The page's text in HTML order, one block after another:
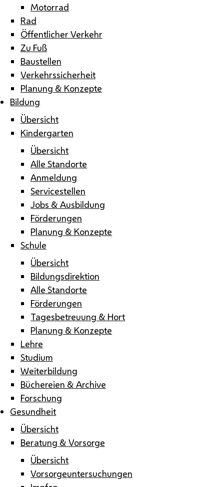
Motorrad
Rad
Öffentlicher Verkehr
Zu Fuß
Baustellen
Verkehrssicherheit
Planung & Konzepte
Bildung
Übersicht
Kindergarten
Übersicht
Alle Standorte
Anmeldung
Servicestellen
Jobs & Ausbildung
Förderungen
Planung & Konzepte
Schule
Übersicht
Bildungsdirektion
Alle Standorte
Förderungen
Tagesbetreuung & Hort
Planung & Konzepte
Lehre
Studium
Weiterbildung
Büchereien & Archive
Forschung
Gesundheit
Übersicht
Beratung & Vorsorge
Übersicht
Vorsorgeuntersuchungen